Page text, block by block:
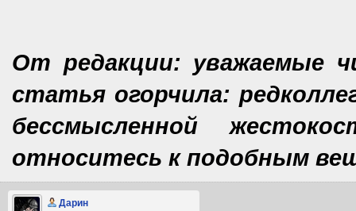
От редакции: уважаемые
статья огорчила:
бессмысленной
относитесь к подобным
Дарин